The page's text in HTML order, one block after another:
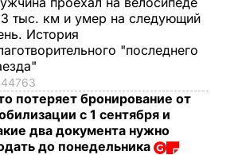
тыс. км и умер на следующий
История
"последнего
44763
потеряет бронирование от
с 1 сентября и
два документа нужно
до понедельника